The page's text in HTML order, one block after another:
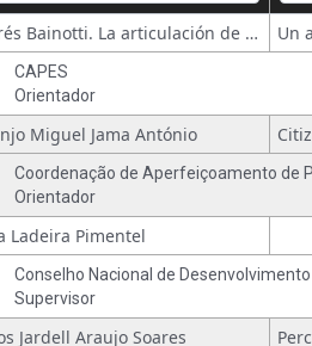
Andrés Bainotti. La articulación de la política científica, tecnológica y de innovación en la Argentina
CAPES
Orientador
Miguel Jama António
Coordenação de Aperfeiçoamento de
Orientador
Ladeira Pimentel
Conselho Nacional de
Supervisor
Jardell Araujo Soares